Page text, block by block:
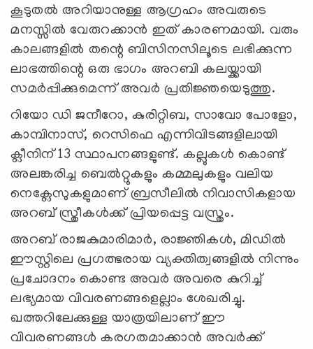
കൂടുതൽ അറിയാനുള്ള ആഗ്രഹം അവരുടെ
മനസ്സിൽ വേരുറക്കാൻ ഇത് കാരണമായി. വരും
കാലങ്ങളിൽ തന്റെ ബിസിനസിലൂടെ ലഭിക്കുന്ന
ലാഭത്തിന്റെ ഒരു ഭാഗം അറബി കലയ്ക്കായി
സമർപ്പിക്കുമെന്ന് അവര്‍ പ്രതിജ്ഞയെടുത്തു.
റിയോ ഡി ജനീറോ, കുരിറ്റിബ, സാവോ പോളോ,
കാമ്പിനാസ്, റെസിഫെ എന്നിവിടങ്ങളിലായി
ക്ലീനിന് 13 സ്ഥാപനങ്ങളുണ്ട്. കല്ലുകൾ കൊണ്ട്
അലങ്കരിച്ച ബെൽറ്റുകളും കമ്മലുകളും വലിയ
നെക്ലേസുകളുമാണ് ബ്രസീലിൽ നിവാസികളായ
അറബ് സ്ത്രീകൾക്ക് പ്രിയപ്പെട്ട വസ്ത്രം.
അറബ് രാജകുമാരിമാർ, രാജ്ഞികൾ, മിഡിൽ
ഈസ്റ്റിലെ പ്രഗത്ഭരായ വ്യക്തിത്വങ്ങളിൽ നിന്നും
പ്രചോദനം കൊണ്ട അവർ അവരെ കുറിച്ച്
ലഭ്യമായ വിവരണങ്ങളെല്ലാം ശേഖരിച്ചു.
ഖത്തറിലേക്കുള്ള യാത്രയിലാണ് ഈ
വിവരണങ്ങൾ കരഗതമാക്കാൻ അവർക്ക്